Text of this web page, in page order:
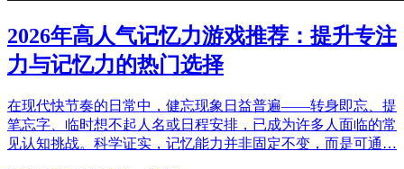
2026年高人气记忆力游戏推荐：提升专注
力与记忆力的热门选择
在现代快节奏的日常中，健忘现象日益普遍——转身即忘、提
笔忘字、临时想不起人名或日程安排，已成为许多人面临的常
见认知挑战。科学证实，记忆能力并非固定不变，而是可通…